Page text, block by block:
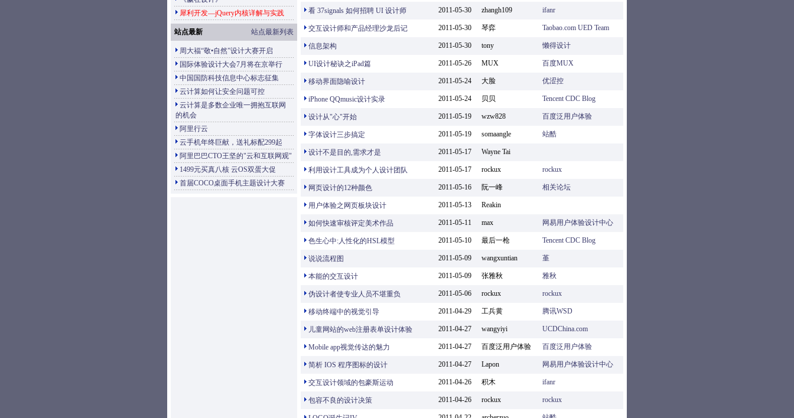
犀利开发—jQuery内核详解与实践
站点最新 站点最新列表
周大福“敬•自然”设计大赛开启
国际体验设计大会7月将在京举行
中国国防科技信息中心标志征集
云计算如何让安全问题可控
云计算是多数企业唯一拥抱互联网
的机会
阿里行云
云手机年终巨献，送礼标配299起
阿里巴巴CTO王坚的"云和互联网观"
1499元买真八核 云OS双蛋大促
首届COCO桌面手机主题设计大赛
看 37signals 如何招聘 UI 设计师 2011-05-30 zhangh109 ifanr
交互设计师和产品经理沙龙后记 2011-05-30 琴弈 Taobao.com UED Team
信息架构 2011-05-30 tony 懒得设计
UI设计秘诀之iPad篇 2011-05-26 MUX 百度MUX
移动界面隐喻设计 2011-05-24 大脸 优涩控
iPhone QQmusic设计实录 2011-05-24 贝贝 Tencent CDC Blog
设计从"心"开始 2011-05-19 wzw828 百度泛用户体验
字体设计三步搞定 2011-05-19 somaangle 站酷
设计不是目的,需求才是 2011-05-17 Wayne Tai
利用设计工具成为个人设计团队 2011-05-17 rockux rockux
网页设计的12种颜色 2011-05-16 阮一峰 相关论坛
用户体验之网页板块设计 2011-05-13 Reakin
如何快速审核评定美术作品 2011-05-11 max 网易用户体验设计中心
色生心中:人性化的HSL模型 2011-05-10 最后一枪 Tencent CDC Blog
说说流程图 2011-05-09 wangxuntian 堇
本能的交互设计 2011-05-09 张雅秋 雅秋
伪设计者使专业人员不堪重负 2011-05-06 rockux rockux
移动终端中的视觉引导 2011-04-29 工兵黄 腾讯WSD
儿童网站的web注册表单设计体验 2011-04-27 wangyiyi UCDChina.com
Mobile app视觉传达的魅力 2011-04-27 百度泛用户体验 百度泛用户体验
简析 IOS 程序图标的设计 2011-04-27 Lapon 网易用户体验设计中心
交互设计领域的包豪斯运动 2011-04-26 积木 ifanr
包容不良的设计决策 2011-04-26 rockux rockux